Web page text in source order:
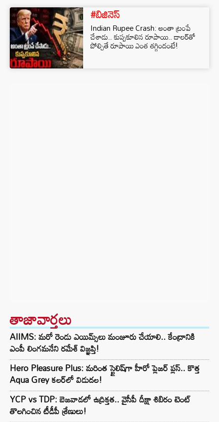
#బిజినెస్‌
Indian Rupee Crash: అంతా ట్రంపే
చేశాడు.. కుప్పకూలిన రూపాయి.. డాలర్‌తో
పోల్చితే రూపాయి ఎంత తగ్గిందంటే!
తాజావార్తలు
AIIMS: మరో రెండు ఎయిమ్స్‌లు మంజూరు చేయాలి.. కేంద్రానికి
ఎంపీ లింగమనేని రమేశ్ విజ్ఞప్తి!
Hero Pleasure Plus: మరింత స్టైలిష్‌గా హీరో ప్లెజర్ ప్లస్.. కొత్త
Aqua Grey కలర్‌లో విడుదల!
YCP vs TDP: బెజవాడలో ఉద్రిక్తత.. వైసీపీ దీక్షా శిబిరం టెంట్
తొలగించిన టీడీపీ శ్రేణులు!